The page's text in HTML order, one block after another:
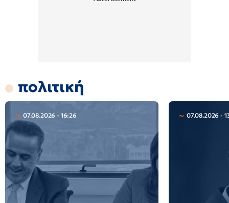
πολιτική
07.08.2026 - 16:26 07.08.2026 -